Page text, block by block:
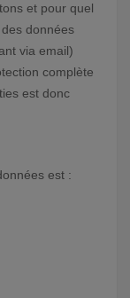
et pour quel
données
via email)
complète
est donc
est :